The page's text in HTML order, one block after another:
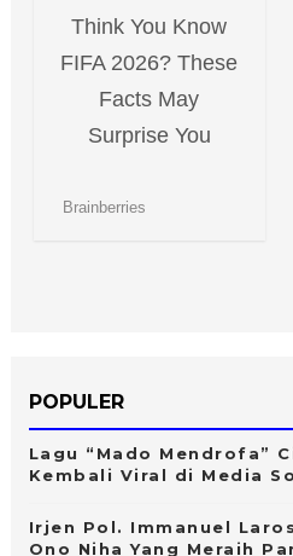
POPULER
Lagu “Mado Mendrofa”
Kembali Viral di Media
Irjen Pol. Immanuel
Ono Niha Yang Meraih